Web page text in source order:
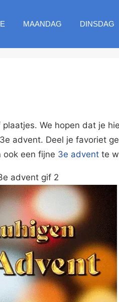
MAANDAG DINSDAG
We hopen dat je
advent. Deel je favoriet
ook een fijne 3e advent te
advent gif 2